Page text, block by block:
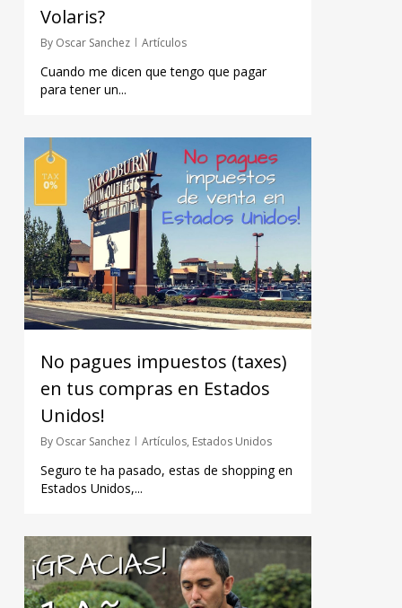
Volaris?
By Oscar Sanchez Artículos
Cuando me dicen que tengo que pagar
para tener un...
No pagues impuestos (taxes)
en tus compras en Estados
Unidos!
By Oscar Sanchez Artículos, Estados Unidos
Seguro te ha pasado, estas de shopping en
Estados Unidos,...